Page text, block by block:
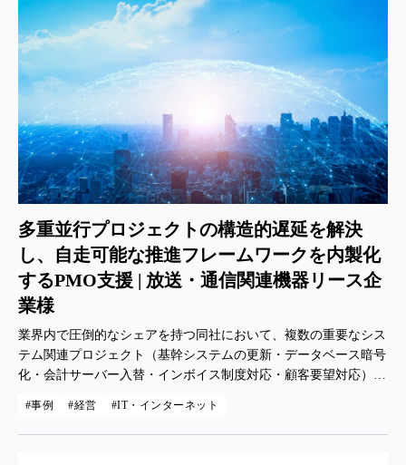
多重並行プロジェクトの構造的遅延を解決
し、自走可能な推進フレームワークを内製化
するPMO支援 | 放送・通信関連機器リース企
業様
業界内で圧倒的なシェアを持つ同社において、複数の重要なシス
テム関連プロジェクト（基幹システムの更新・データベース暗号
化・会計サーバー入替・インボイス制度対応・顧客要望対応）が
事例 経営 IT・インターネット